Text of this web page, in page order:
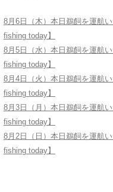
8月6日（木）本日鵜飼を運航
fishing today】
8月5日（水）本日鵜飼を運航
fishing today】
8月4日（火）本日鵜飼を運航
fishing today】
8月3日（月）本日鵜飼を運航
fishing today】
8月2日（日）本日鵜飼を運航
fishing today】